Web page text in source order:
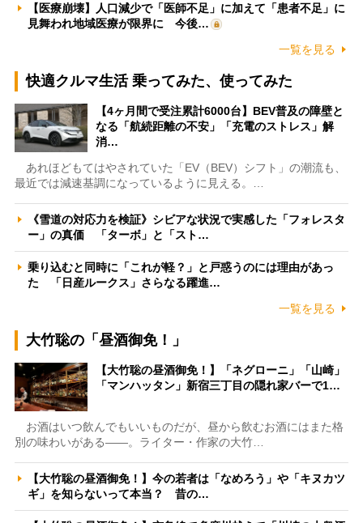
【医療崩壊】人口減少で「医師不足」に加えて「患者不足」に
見舞われ地域医療が限界に 今後…
一覧を見る
快適クルマ生活 乗ってみた、使ってみた
【4ヶ月間で受注累計6000台】BEV普及の障壁と
なる「航続距離の不安」「充電のストレス」解
消…
あれほどもてはやされていた「EV（BEV）シフト」の潮流も、
最近では減速基調になっているように見える。…
《雪道の対応力を検証》シビアな状況で実感した「フォレスタ
ー」の真価 「ターボ」と「スト…
乗り込むと同時に「これが軽？」と戸惑うのには理由があっ
た 「日産ルークス」さらなる躍進…
一覧を見る
大竹聡の「昼酒御免！」
【大竹聡の昼酒御免！】「ネグローニ」「山崎」
「マンハッタン」新宿三丁目の隠れ家バーで1…
お酒はいつ飲んでもいいものだが、昼から飲むお酒にはまた格
別の味わいがある――。ライター・作家の大竹…
【大竹聡の昼酒御免！】今の若者は「なめろう」や「キヌカツ
ギ」を知らないって本当？ 昔の…